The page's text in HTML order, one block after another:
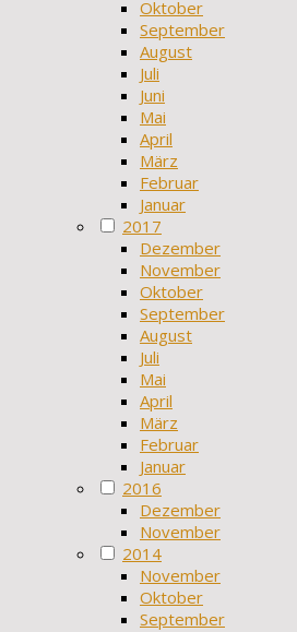
Oktober
September
August
Juli
Juni
Mai
April
März
Februar
Januar
2017
Dezember
November
Oktober
September
August
Juli
Mai
April
März
Februar
Januar
2016
Dezember
November
2014
November
Oktober
September